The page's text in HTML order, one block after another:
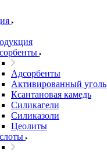
Адсорбенты
Активированный уголь
Ксантановая камедь
Силикагели
Силиказоли
Цеолиты